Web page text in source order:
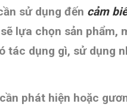
sử dụng đến cảm
lựa chọn sản phẩm,
tác dụng gì, sử dụng
phát hiện hoặc